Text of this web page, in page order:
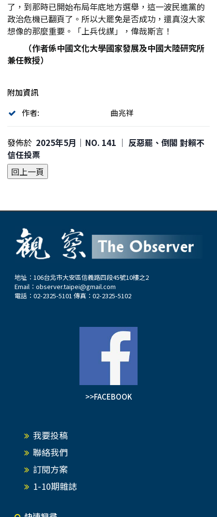
了，到那時已開始布局年底地方選舉，這一波民進黨的
政治危機已翻頁了。所以大罷免是否成功，還真沒大家
想像的那麼重要。「上兵伐謀」，偉哉斯言！
（作者係中國文化大學國家發展及中國大陸研究所
兼任教授）
附加資訊
作者:
曲兆祥
發佈於 2025年5月｜NO. 141 │ 反惡罷、倒閣 對賴不
信任投票
地址：106台北市大安區信義路四段45號10樓之2
Email： observer.taipei@gmail.com
電話：02-2325-5101 傳真：02-2325-5102
>>FACEBOOK
我要投稿
聯絡我們
訂閱方案
1-10期雜誌